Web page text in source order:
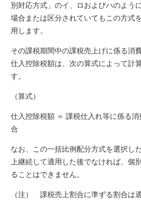
別対応方式」のイ、ロおよびハのよう
場合または区分されていてもこの方式
用します。
その課税期間中の課税売上げに係る消
仕入控除税額は、次の算式によって計
す。
（算式）
仕入控除税額 ＝ 課税仕入れ等に係る
合
なお、この一括比例配分方式を選択し
上継続して適用した後でなければ、個
ることはできません。
（注） 課税売上割合に準ずる割合は